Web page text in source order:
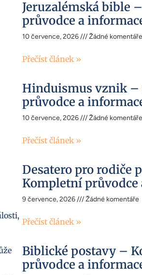
Jeruzalémská bible
průvodce a
10 července, 2026 Žádné komentáře
Přečíst článek »
Hinduismus vznik
průvodce a
10 července, 2026 Žádné komentáře
Přečíst článek »
Desatero pro rodiče
Kompletní průvodce
9 července, 2026 Žádné komentáře
Přečíst článek »
Biblické postavy –
průvodce a